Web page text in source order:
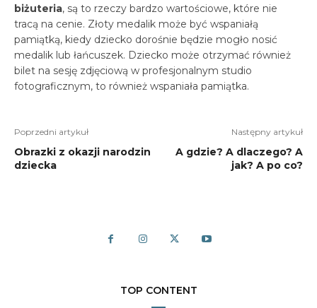
biżuteria, są to rzeczy bardzo wartościowe, które nie
tracą na cenie. Złoty medalik może być wspaniałą
pamiątką, kiedy dziecko dorośnie będzie mogło nosić
medalik lub łańcuszek. Dziecko może otrzymać również
bilet na sesję zdjęciową w profesjonalnym studio
fotograficznym, to również wspaniała pamiątka.
Poprzedni artykuł
Obrazki z okazji narodzin
dziecka
Następny artykuł
A gdzie? A dlaczego? A
jak? A po co?
TOP CONTENT